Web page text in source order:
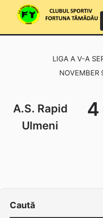
LIGA A V-A
A.S. Rapid
Ulmeni
4
Caută